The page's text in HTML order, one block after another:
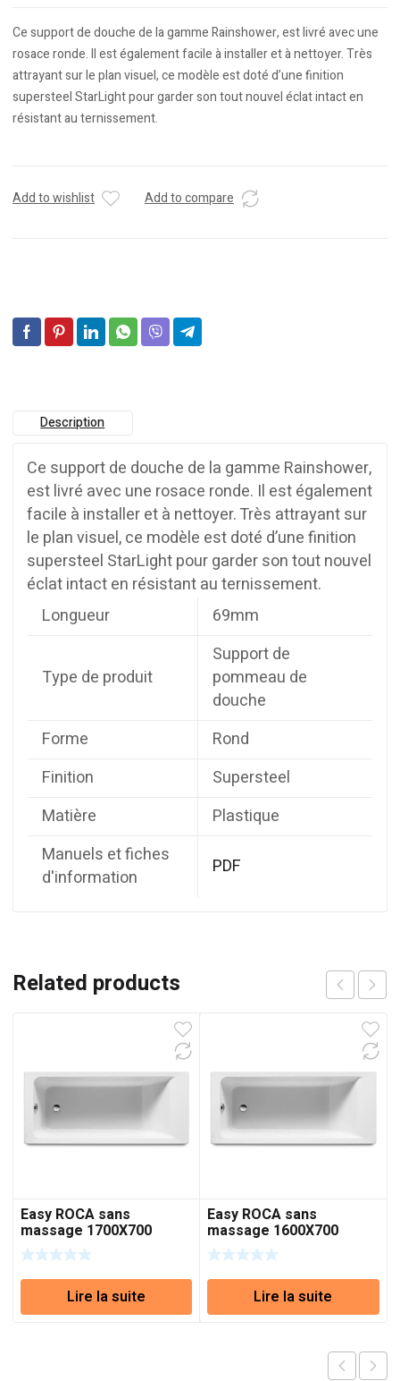
Ce support de douche de la gamme Rainshower, est livré avec une
rosace ronde. Il est également facile à installer et à nettoyer. Très
attrayant sur le plan visuel, ce modèle est doté d’une finition
supersteel StarLight pour garder son tout nouvel éclat intact en
résistant au ternissement.
Add to wishlist Add to compare
Description
Ce support de douche de la gamme Rainshower,
est livré avec une rosace ronde. Il est également
facile à installer et à nettoyer. Très attrayant sur
le plan visuel, ce modèle est doté d’une finition
supersteel StarLight pour garder son tout nouvel
éclat intact en résistant au ternissement.
Longueur
69mm
Type de produit
Support de
pommeau de
douche
Forme
Rond
Finition
Supersteel
Matière
Plastique
Manuels et fiches
d'information
PDF
Related products
Easy ROCA sans
massage 1700X700
Lire la suite
Easy ROCA sans
massage 1600X700
Lire la suite